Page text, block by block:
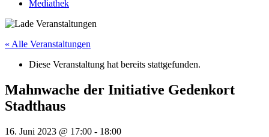
Mediathek
« Alle Veranstaltungen
Diese Veranstaltung hat bereits stattgefunden.
Mahnwache der Initiative Gedenkort
Stadthaus
16. Juni 2023 @ 17:00 - 18:00